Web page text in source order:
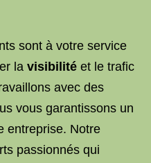
sont à votre service
la visibilité et le trafic
avec des
vous garantissons un
entreprise. Notre
passionnés qui